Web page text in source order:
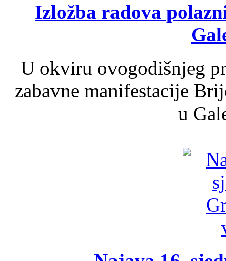
Izložba radova
U okviru ovogodišnjeg
zabavne manifestacije
u